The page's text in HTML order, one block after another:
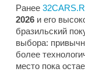
Ранее
2026 и его
бразильский
выбора:
более
место пока